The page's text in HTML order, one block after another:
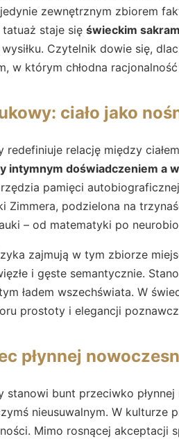
zewnętrznym zbiorem
staje się świeckim
Czytelnik dowie się,
w którym chłodna
ciało jako
redefiniuje relację między
intymnym doświadczeniem a
pamięci
Zimmera, podzielona na
– od matematyki po
zajmują w tym zbiorze
i gęste semantycznie.
ładem wszechświata. W
prostoty i elegancji
płynnej
stanowi bunt przeciwko
nieusuwalnym. W kulturze
Mimo rosnącej akceptacji